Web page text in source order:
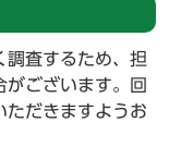
調査するため、担
がございます。回
ただきますようお